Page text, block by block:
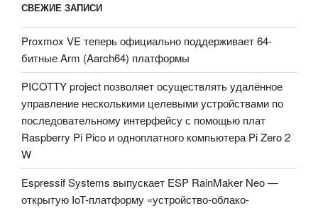
СВЕЖИЕ ЗАПИСИ
Proxmox VE теперь официально поддерживает 64-
битные Arm (Aarch64) платформы
PICOTTY project позволяет осуществлять удалённое
управление несколькими целевыми устройствами по
последовательному интерфейсу с помощью плат
Raspberry Pi Pico и одноплатного компьютера Pi Zero 2
W
Espressif Systems выпускает ESP RainMaker Neo —
открытую IoT-платформу «устройство-облако-